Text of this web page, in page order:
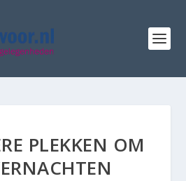
PLEKKEN OM